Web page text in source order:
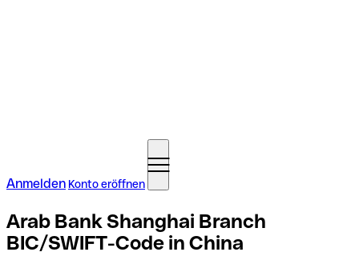
Anmelden Konto eröffnen
Arab Bank Shanghai Branch
BIC/SWIFT-Code in China